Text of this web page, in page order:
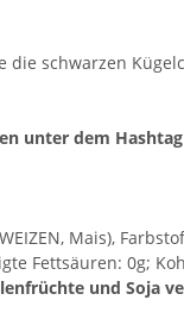
die schwarzen
unter dem
Mais),
Fettsäuren: 0g;
und Soja